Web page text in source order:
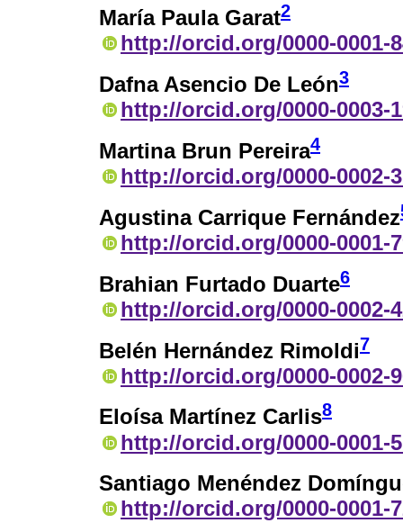
María Paula Garat2
http://orcid.org/0000-0001-
Dafna Asencio De León3
http://orcid.org/0000-0003-
Martina Brun Pereira4
http://orcid.org/0000-0002-
Agustina Carrique Fernández
http://orcid.org/0000-0001-
Brahian Furtado Duarte6
http://orcid.org/0000-0002-
Belén Hernández Rimoldi7
http://orcid.org/0000-0002-
Eloísa Martínez Carlis8
http://orcid.org/0000-0001-
Santiago Menéndez
http://orcid.org/0000-0001-